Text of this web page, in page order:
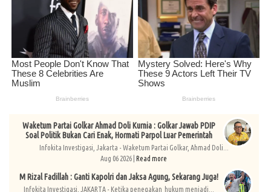
Waketum Partai Golkar Ahmad Doli Kurnia : Golkar Jawab PDIP
Soal Politik Bukan Cari Enak, Hormati Parpol Luar Pemerintah
Infokita Investigasi, Jakarta - Waketum Partai Golkar, Ahmad Doli...
Aug 06 2026 | Read more
M Rizal Fadillah : Ganti Kapolri dan Jaksa Agung, Sekarang Juga!
Infokita Investigasi, JAKARTA - Ketika penegakan hukum menjadi...